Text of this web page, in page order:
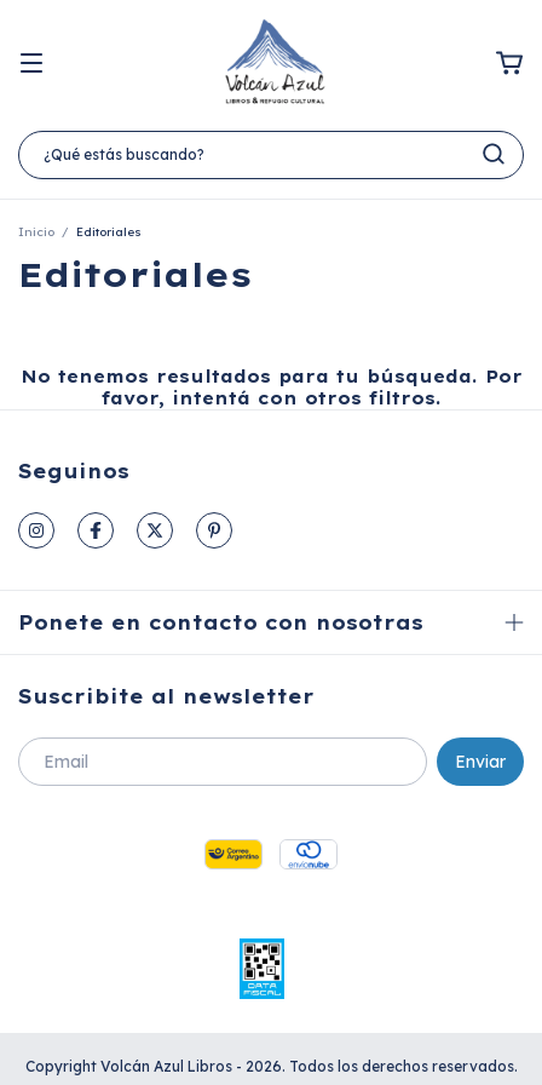
Inicio / Editoriales
Editoriales
No tenemos resultados para tu búsqueda. Por
favor, intentá con otros filtros.
Seguinos
Ponete en contacto con nosotras
Suscribite al newsletter
Copyright Volcán Azul Libros - 2026. Todos los derechos reservados.